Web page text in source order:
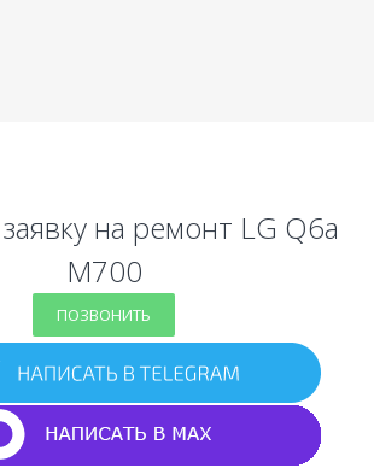
на ремонт LG Q6a
M700
ПОЗВОНИТЬ